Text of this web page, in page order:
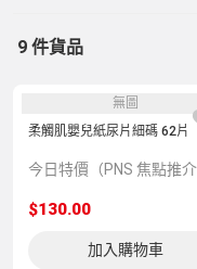
9 件貨品
無圖
柔觸肌嬰兒紙尿片細碼 62片
$130.00
加入購物車